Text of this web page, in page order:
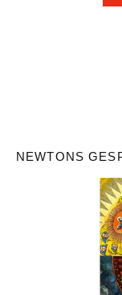
NEWTONS